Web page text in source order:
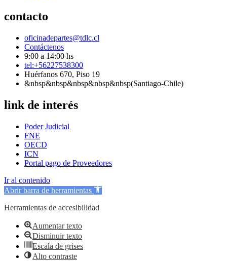
contacto
oficinadepartes@tdlc.cl
Contáctenos
9:00 a 14:00 hs
tel:+56227538300
Huérfanos 670, Piso 19
&nbsp&nbsp&nbsp&nbsp&nbsp(Santiago-Chile)
link de interés
Poder Judicial
FNE
OECD
ICN
Portal pago de Proveedores
Ir al contenido
Abrir barra de herramientas
Herramientas de accesibilidad
Aumentar texto
Disminuir texto
Escala de grises
Alto contraste